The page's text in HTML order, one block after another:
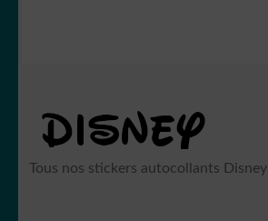
Tous nos stickers autocollants Disney